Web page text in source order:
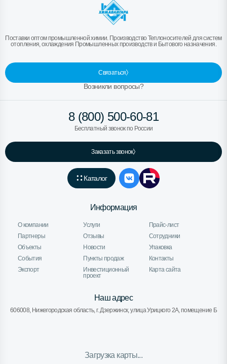
Поставки оптом промышленной химии. Производство Теплоносителей для систем
отопления, охлаждения Промышленных производств и Бытового назначения.
Связаться
Возникли вопросы?
8 (800) 500-60-81
Бесплатный звонок по России
Заказать звонок
Каталог
Информация
О компании Услуги
Прайс-лист
Партнеры
Отзывы
Сотрудники
Объекты
Новости
Упаковка
События
Пункты продаж
Контакты
Экспорт
Инвестиционный
проект
Карта сайта
Наш адрес
606008, Нижегородская область, г. Дзержинск, улица Урицкого 2А, помещение Б
Загрузка карты...